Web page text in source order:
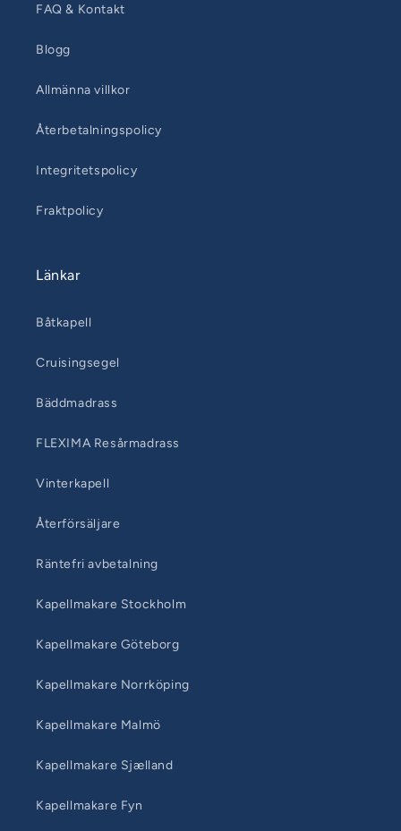
FAQ & Kontakt
Blogg
Allmänna villkor
Återbetalningspolicy
Integritetspolicy
Fraktpolicy
Länkar
Båtkapell
Cruisingsegel
Bäddmadrass
FLEXIMA Resårmadrass
Vinterkapell
Återförsäljare
Räntefri avbetalning
Kapellmakare Stockholm
Kapellmakare Göteborg
Kapellmakare Norrköping
Kapellmakare Malmö
Kapellmakare Sjælland
Kapellmakare Fyn